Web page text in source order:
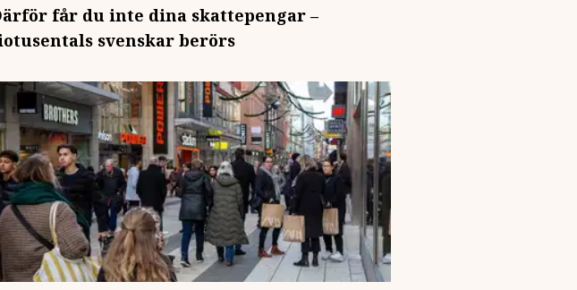
får du inte dina skattepengar –
svenskar berörs